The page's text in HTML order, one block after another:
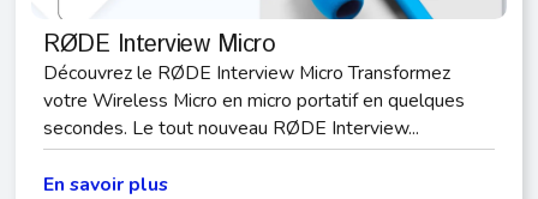
RØDE Interview Micro
Découvrez le RØDE Interview Micro Transformez
votre Wireless Micro en micro portatif en quelques
secondes. Le tout nouveau RØDE Interview...
En savoir plus